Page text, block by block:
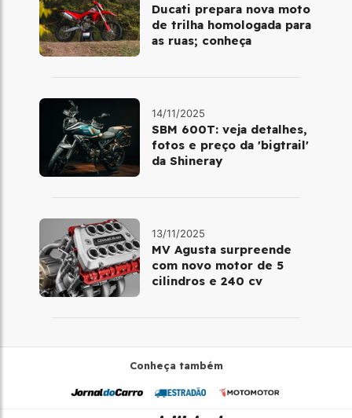
Ducati prepara nova moto
de trilha homologada para
as ruas; conheça
14/11/2025
SBM 600T: veja detalhes,
fotos e preço da 'bigtrail'
da Shineray
13/11/2025
MV Agusta surpreende
com novo motor de 5
cilindros e 240 cv
Conheça também